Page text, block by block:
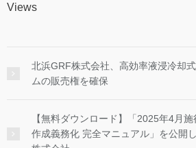
Views
北浜GRF株式会社、高効率液浸冷却
ムの販売権を確保
【無料ダウンロード】「2025年4月
作成義務化 完全マニュアル」を公開